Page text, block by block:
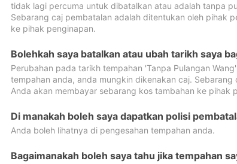
tidak lagi percuma untuk dibatalkan atau adalah tanpa
Sebarang caj pembatalan adalah ditentukan oleh pihak
ke pihak penginapan.
Bolehkah saya batalkan atau ubah tarikh saya
Perubahan pada tarikh tempahan 'Tanpa Pulangan
tempahan anda, anda mungkin dikenakan caj.
Anda akan membayar sebarang kos tambahan ke pihak
Di manakah boleh saya dapatkan polisi
Anda boleh lihatnya di pengesahan tempahan anda.
Bagaimanakah boleh saya tahu jika tempahan